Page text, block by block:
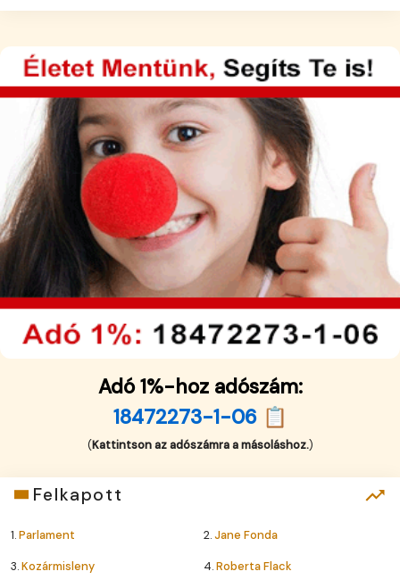
Adó 1%-hoz adószám:
18472273-1-06 📋
(Kattintson az adószámra a másoláshoz.)
Felkapott
1.Parlament 2.Jane Fonda
3.Kozármisleny 4.Roberta Flack